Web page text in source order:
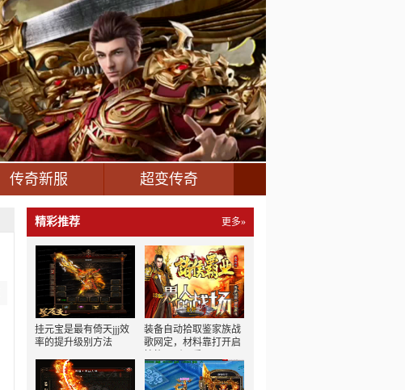
传奇新服 超变传奇
精彩推荐 更多»
挂元宝是最有倚天jjj效
率的提升级别方法
装备自动拾取鉴家族战
歌网定，材料靠打开启